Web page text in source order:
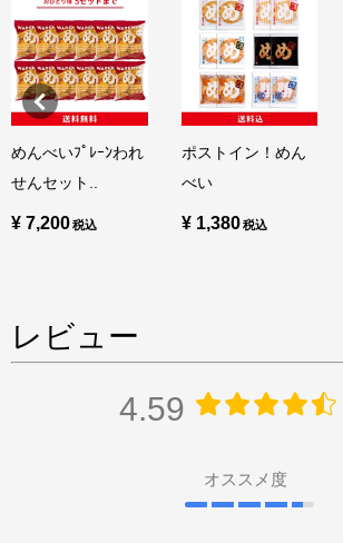
めんべいﾌﾟﾚｰﾝわれ
せんセット..
¥ 7,200
ポストイン！めん
べい
¥ 1,380
レビュー
4.59
オススメ度